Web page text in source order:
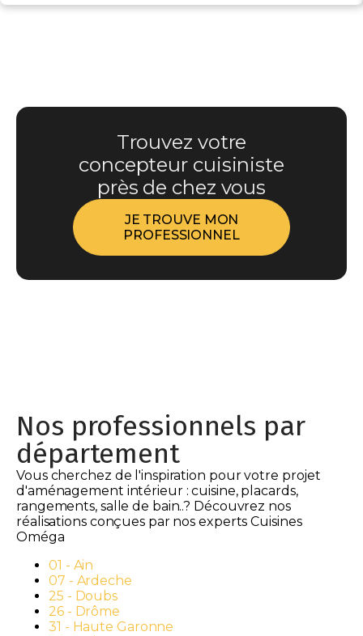
Trouvez votre
concepteur cuisiniste
près de chez vous
JE TROUVE MON
PROFESSIONNEL
Nos professionnels par
département
Vous cherchez de l'inspiration pour votre projet
d'aménagement intérieur : cuisine, placards,
rangements, salle de bain..? Découvrez nos
réalisations conçues par nos experts Cuisines
Oméga
01 - Ain
07 - Ardeche
25 - Doubs
26 - Drôme
31 - Haute Garonne